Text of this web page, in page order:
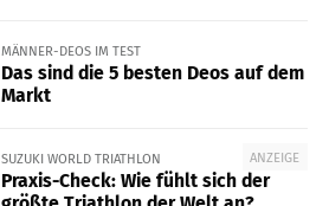
MÄNNER-DEOS IM TEST
Das sind die 5 besten Deos auf dem
Markt
ANZEIGE
SUZUKI WORLD TRIATHLON
Praxis-Check: Wie fühlt sich der